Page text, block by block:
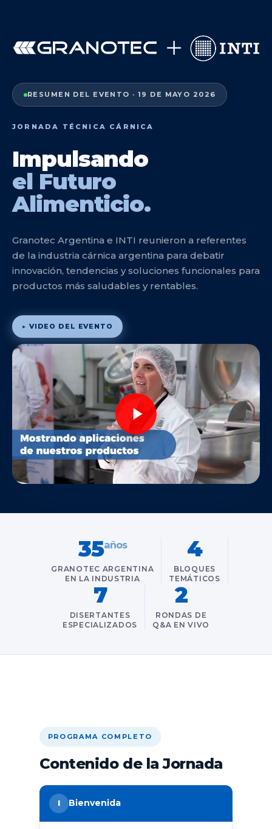
RESUMEN DEL EVENTO · 19 DE MAYO 2026
JORNADA TÉCNICA CÁRNICA
Impulsando
el Futuro
Alimenticio.
Granotec Argentina e INTI reunieron a referentes
de la industria cárnica argentina para debatir
innovación, tendencias y soluciones funcionales para
productos más saludables y rentables.
▶ VIDEO DEL EVENTO
35años
GRANOTEC ARGENTINA
EN LA INDUSTRIA
4
BLOQUES
TEMÁTICOS
7
DISERTANTES
ESPECIALIZADOS
2
RONDAS DE
Q&A EN VIVO
PROGRAMA COMPLETO
Contenido de la Jornada
I Bienvenida